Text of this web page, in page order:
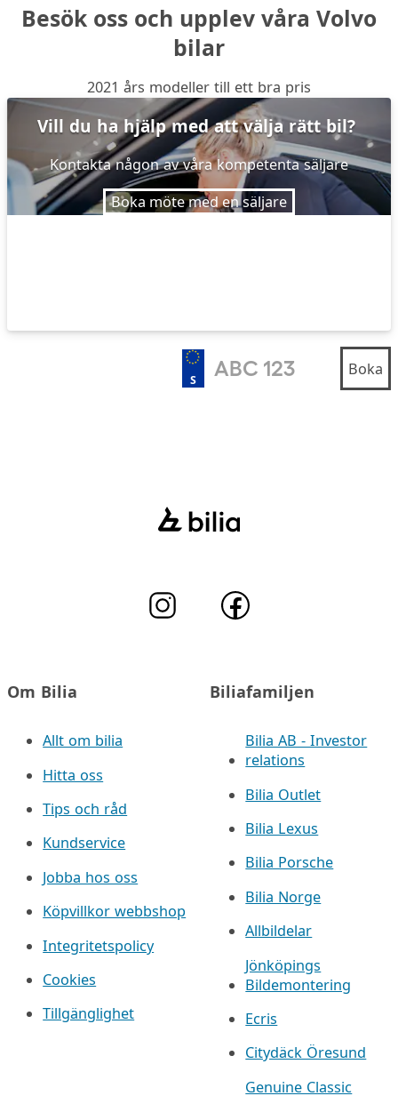
Besök oss och upplev våra Volvo
bilar
2021 års modeller till ett bra pris
Vill du ha hjälp med att välja rätt bil?
Kontakta någon av våra kompetenta säljare
Boka möte med en säljare
S
Boka
Om Bilia
Allt om bilia
Hitta oss
Tips och råd
Kundservice
Jobba hos oss
Köpvillkor webbshop
Integritetspolicy
Cookies
Tillgänglighet
Biliafamiljen
Bilia AB - Investor
relations
Bilia Outlet
Bilia Lexus
Bilia Porsche
Bilia Norge
Allbildelar
Jönköpings
Bildemontering
Ecris
Citydäck Öresund
Genuine Classic